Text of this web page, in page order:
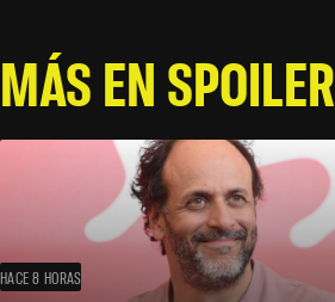
MÁS EN SPOILER
HACE 8 HORAS